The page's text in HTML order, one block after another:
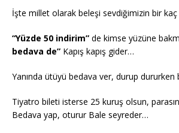
İşte millet olarak beleşi sevdiğimizin bir
“Yüzde 50 indirim” de kimse yüzüne
bedava de” Kapış kapış gider…
Yanında ütüyü bedava ver, durup dururken
Tiyatro bileti isterse 25 kuruş olsun,
Bedava yap, oturur Bale seyreder…